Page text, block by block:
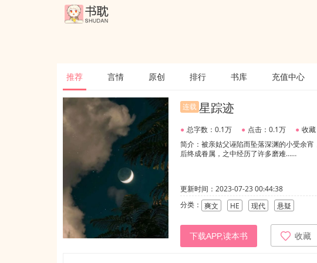
推荐 言情 原创 排行 书库 充值中心
连载 星踪迹
● 总字数：0.1万 ● 点击：0.1万 ● 收
简介：被亲姑父诬陷而坠落深渊的小受余
后终成眷属，之中经历了许多磨难……
更新时间：2023-07-23 00:44:38
分类： 爽文 HE 现代 悬疑
下载APP,读本书 收藏